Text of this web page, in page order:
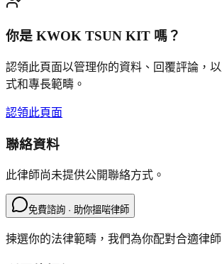
你是 KWOK TSUN KIT 嗎？
認領此頁面以管理你的資料、回覆評論，
式和專長範疇。
認領此頁面
聯絡資料
此律師尚未提供公開聯絡方式。
免費諮詢 · 助你搵啱律師
揀選你的法律範疇，我們為你配對合適律師